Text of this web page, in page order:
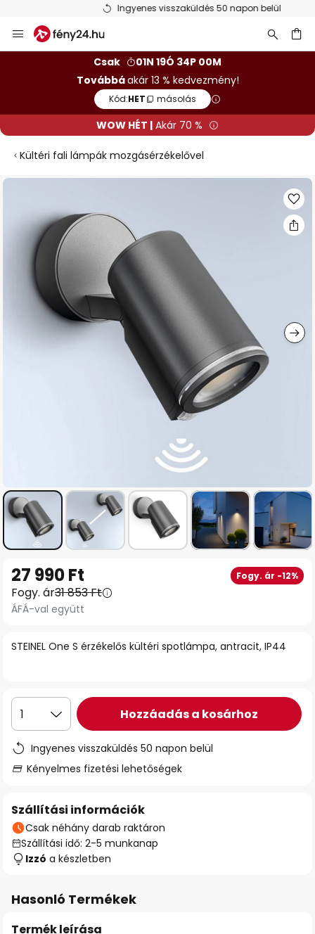
Ingyenes visszaküldés 50 napon belül
Ugrás
a
Csak
01N 19Ó 34P 00M
Továbbáakár 13 % kedvezmény!
Kód:HET másolás
WOW HÉT | Akár 70 %
Kültéri fali lámpák mozgásérzékelővel
Ugrás
képgaléria
végére
képgaléria
elejére
STEINEL One S érzékelős kültéri spotlámpa, antracit, IP44
27 990 Ft Fogy. ár -12%
Fogy. ár31 853 Ft
ÁFÁ-val együtt
1 Hozzáadás a kosárhoz
Ingyenes visszaküldés 50 napon belül
Kényelmes fizetési lehetőségek
Szállítási információk
Csak néhány darab raktáron
Szállítási idő: 2-5 munkanap
Izzó a készletben
Hasonló Termékek
Termék leírása